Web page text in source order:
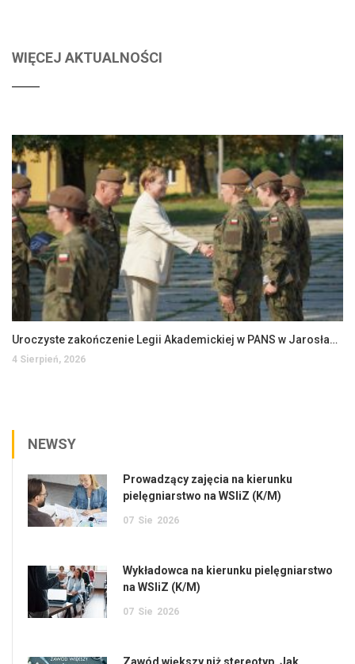
WIĘCEJ AKTUALNOŚCI
Uroczyste zakończenie Legii Akademickiej w PANS w Jarosławiu
4 Sierpień, 2026
NEWSY
Prowadzący zajęcia na kierunku
pielęgniarstwo na WSIiZ (K/M)
07 Sie 2026
Wykładowca na kierunku pielęgniarstwo
na WSIiZ (K/M)
07 Sie 2026